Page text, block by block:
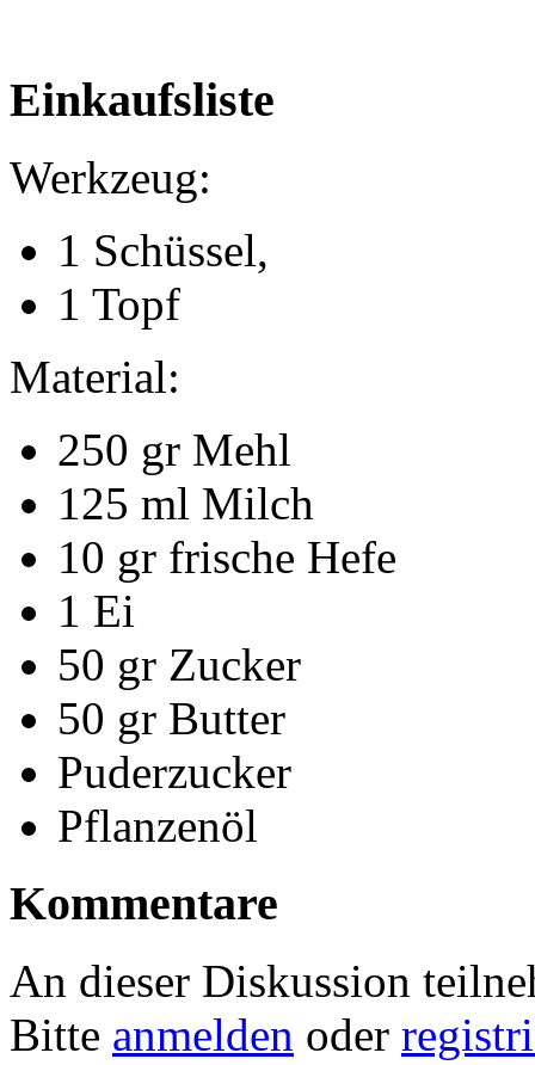
Einkaufsliste
Werkzeug:
1 Schüssel,
1 Topf
Material:
250 gr Mehl
125 ml Milch
10 gr frische Hefe
1 Ei
50 gr Zucker
50 gr Butter
Puderzucker
Pflanzenöl
Kommentare
An dieser Diskussion
Bitte anmelden oder